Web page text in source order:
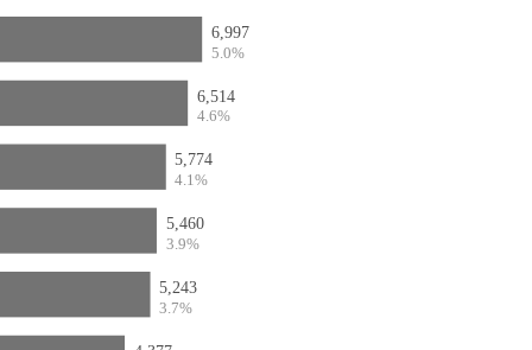
6,997
5.0%
6,514
4.6%
5,774
4.1%
5,460
3.9%
5,243
3.7%